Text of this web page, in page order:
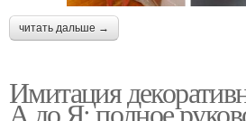
читать дальше →
Имитация
А до Я: полное